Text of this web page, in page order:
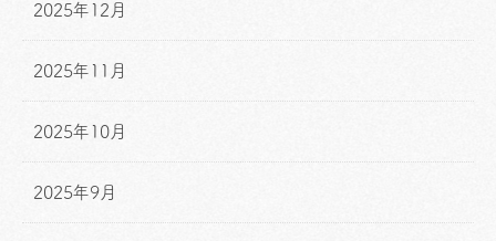
2025年12月
2025年11月
2025年10月
2025年9月